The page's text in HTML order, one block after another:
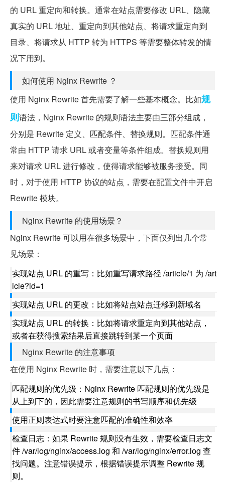
的 URL 重定向和转换。通常在站点需要修改 URL、隐藏
真实的 URL 地址、重定向到其他站点、将请求重定向到
目录、将请求从 HTTP 转为 HTTPS 等需要整体转发的情
况下用到。
如何使用 Nginx Rewrite ？
使用 Nginx Rewrite 首先需要了解一些基本概念。比如规
则语法，Nginx Rewrite 的规则语法主要由三部分组成，
分别是 Rewrite 定义、匹配条件、替换规则。匹配条件通
常由 HTTP 请求 URL 或者变量等条件组成。替换规则用
来对请求 URL 进行修改，使得请求能够被服务接受。同
时，对于使用 HTTP 协议的站点，需要在配置文件中开启
Rewrite 模块。
Nginx Rewrite 的使用场景？
Nginx Rewrite 可以用在很多场景中，下面仅列出几个常
见场景：
实现站点 URL 的重写：比如重写请求路径 /article/1 为 /art
icle?id=1
实现站点 URL 的更改：比如将站点站点迁移到新域名
实现站点 URL 的转换：比如将请求重定向到其他站点，
或者在获得搜索结果后直接跳转到某一个页面
Nginx Rewrite 的注意事项
在使用 Nginx Rewrite 时，需要注意以下几点：
匹配规则的优先级：Nginx Rewrite 匹配规则的优先级是
从上到下的，因此需要注意规则的书写顺序和优先级
使用正则表达式时要注意匹配的准确性和效率
检查日志：如果 Rewrite 规则没有生效，需要检查日志文
件 /var/log/nginx/access.log 和 /var/log/nginx/error.log 查
找问题。注意错误提示，根据错误提示调整 Rewrite 规
则。